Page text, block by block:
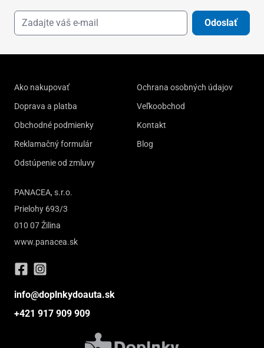
Odoslať
Ako nakupovať
Doprava a platba
Obchodné podmienky
Reklamačný formulár
Odstúpenie od zmluvy
Ochrana osobných údajov
Veľkoobchod
Kontakt
Blog
PANACEA, s.r.o.
Prielohy 693/3
010 07 Žilina
www.panacea.sk
info@doplnkydoauta.sk
+421 917 909 909